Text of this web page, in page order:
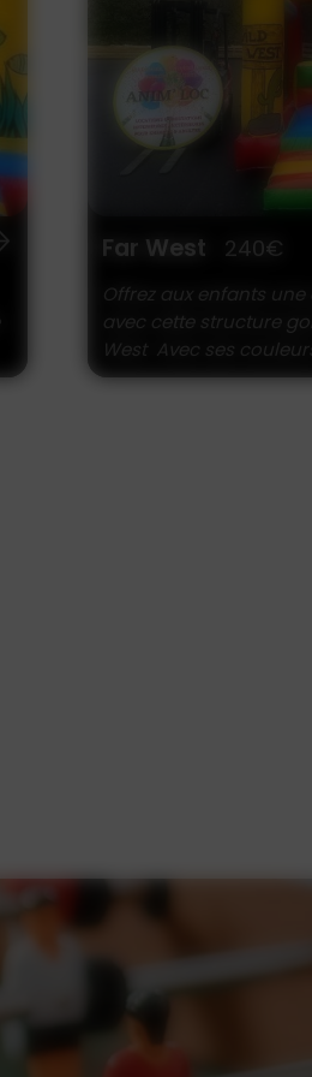
Peppa Pig 180€
Château gonflable
ludique qui ravira les
gonflable sur le...